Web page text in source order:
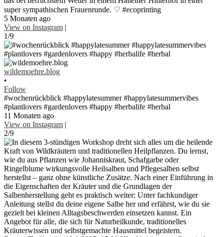
super sympathischen Frauenrunde. ♡ #ecoprinting
5 Monaten ago
View on Instagram |
1/9
wildemoehre.blog
•
Follow
#wochenrückblick #happylatesummer #happylatesummervibes
#plantlovers #gardenlovers #happy #herbalife #herbal
11 Monaten ago
View on Instagram |
2/9